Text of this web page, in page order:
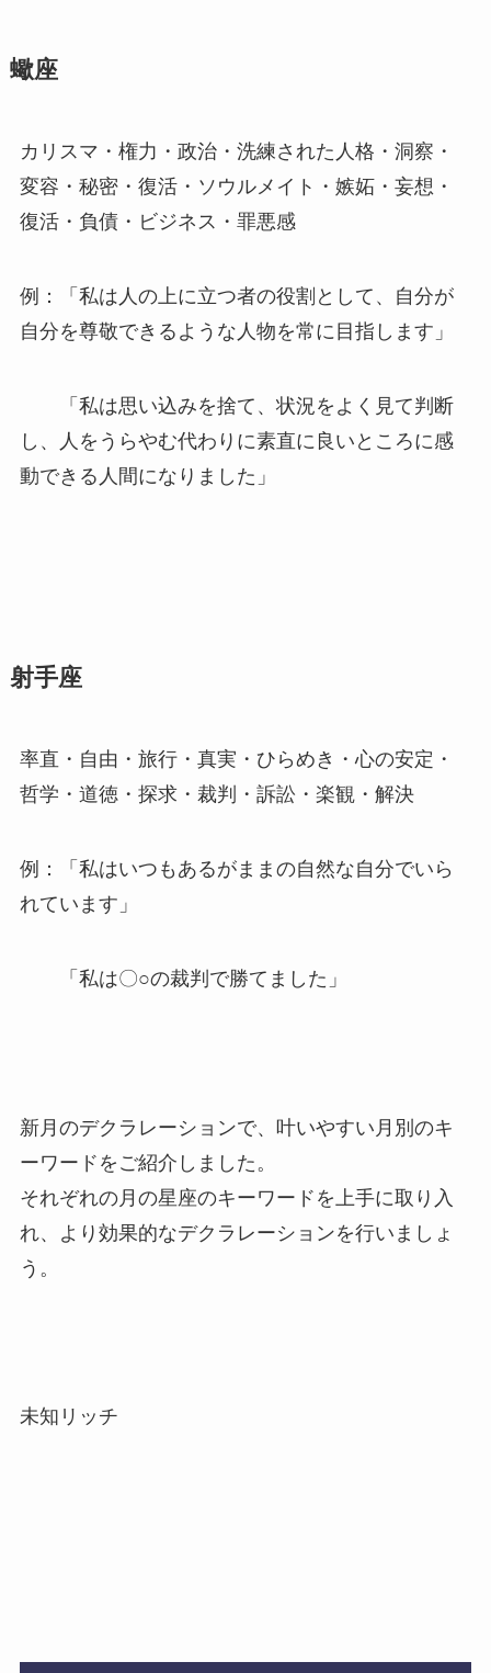
蠍座
カリスマ・権力・政治・洗練された人格・洞察・
変容・秘密・復活・ソウルメイト・嫉妬・妄想・
復活・負債・ビジネス・罪悪感
例：「私は人の上に立つ者の役割として、自分が
自分を尊敬できるような人物を常に目指します」
「私は思い込みを捨て、状況をよく見て判断
し、人をうらやむ代わりに素直に良いところに感
動できる人間になりました」
射手座
率直・自由・旅行・真実・ひらめき・心の安定・
哲学・道徳・探求・裁判・訴訟・楽観・解決
例：「私はいつもあるがままの自然な自分でいら
れています」
「私は〇○の裁判で勝てました」
新月のデクラレーションで、叶いやすい月別のキ
ーワードをご紹介しました。
それぞれの月の星座のキーワードを上手に取り入
れ、より効果的なデクラレーションを行いましょ
う。
未知リッチ